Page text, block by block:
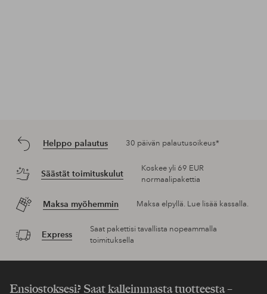
Helppo palautus 30 päivän palautusoikeus*
Säästät toimituskulut
Koskee yli 69 EUR
normaalipakettia
Maksa myöhemmin Maksa elpyllä. Lue lisää kassalla.
Express
Saat pakettisi tavallista nopeammalla
toimituksella
Ensiostoksesi? Saat kalleimmasta tuotteesta –